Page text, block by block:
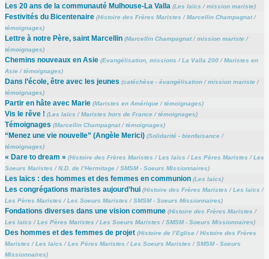
Les 20 ans de la communauté Mulhouse-La Valla (Les laïcs /mission mariste)
Festivités du Bicentenaire (Histoire des Frères Maristes /Marcellin Champagnat/
témoignages)
Lettre à notre Père, saint Marcellin (Marcellin Champagnat/mission mariste/
témoignages)
Chemins nouveaux en Asie (Evangélisation, missions /La Valla 200/Maristes en
Asie/témoignages)
Dans l’école, être avec les jeunes (catéchèse - évangélisation/mission mariste/
témoignages)
Partir en hâte avec Marie (Maristes en Amérique/témoignages)
Vis le rêve ! (Les laïcs /Maristes hors de France/témoignages)
Témoignages (Marcellin Champagnat/témoignages)
“Menez une vie nouvelle” (Angèle Merici) (Solidarité - bienfaisance/
témoignages)
« Dare to dream » (Histoire des Frères Maristes /Les laïcs /Les Pères Maristes /Les
Soeurs Maristes /N.D. de l’Hermitage/SMSM - Soeurs Missionnaires)
Les laïcs : des hommes et des femmes en communion (Les laïcs)
Les congrégations maristes aujourd’hui (Histoire des Frères Maristes /Les laïcs /
Les Pères Maristes /Les Soeurs Maristes /SMSM - Soeurs Missionnaires)
Fondations diverses dans une vision commune (Histoire des Frères Maristes /
Les laïcs /Les Pères Maristes /Les Soeurs Maristes /SMSM - Soeurs Missionnaires)
Des hommes et des femmes de projet (Histoire de l’Eglise/Histoire des Frères
Maristes /Les laïcs /Les Pères Maristes /Les Soeurs Maristes /SMSM - Soeurs
Missionnaires)